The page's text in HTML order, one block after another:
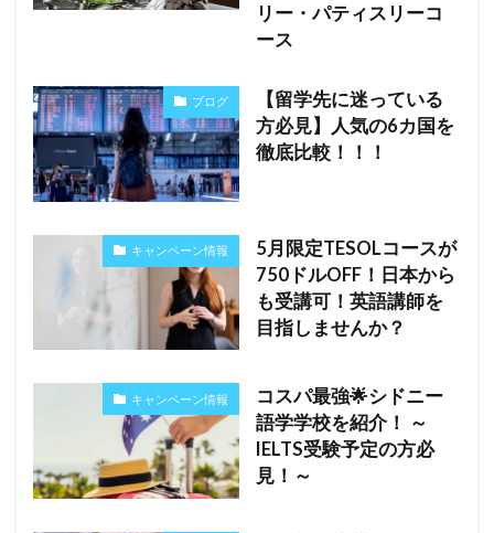
リー・パティスリーコ
ース
ブログ
【留学先に迷っている
方必見】人気の6カ国を
徹底比較！！！
キャンペーン情報
5月限定TESOLコースが
750ドルOFF！日本から
も受講可！英語講師を
目指しませんか？
キャンペーン情報
コスパ最強🌟シドニー
語学学校を紹介！ ～
IELTS受験予定の方必
見！～